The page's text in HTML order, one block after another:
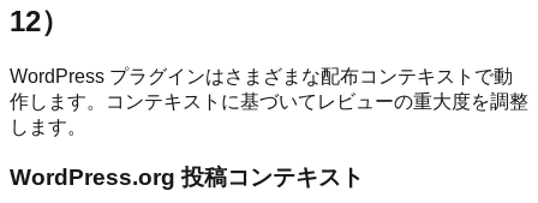
12）
WordPress プラグインはさまざまな配布コンテキストで動
作します。コンテキストに基づいてレビューの重大度を調整
します。
WordPress.org 投稿コンテキスト